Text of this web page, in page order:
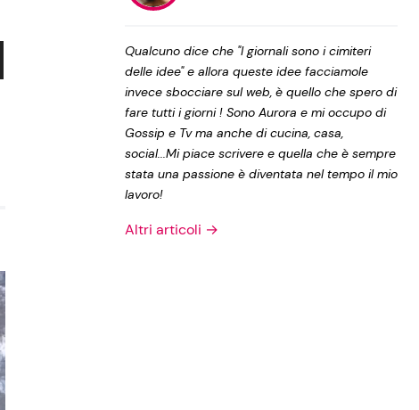
Privacy Policy
Qualcuno dice che "I giornali sono i cimiteri
delle idee" e allora queste idee facciamole
invece sbocciare sul web, è quello che spero di
fare tutti i giorni ! Sono Aurora e mi occupo di
Gossip e Tv ma anche di cucina, casa,
social...Mi piace scrivere e quella che è sempre
stata una passione è diventata nel tempo il mio
lavoro!
Altri articoli →